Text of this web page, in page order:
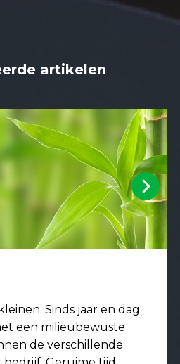
artikelen
Sinds jaar en dag
een milieubewuste
de verschillende
Next